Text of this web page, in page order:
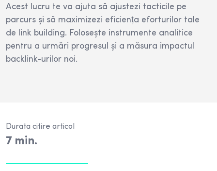
Acest lucru te va ajuta să ajustezi tacticile pe
parcurs și să maximizezi eficiența eforturilor tale
de link building. Folosește instrumente analitice
pentru a urmări progresul și a măsura impactul
backlink-urilor noi.
Durata citire articol
7 min.